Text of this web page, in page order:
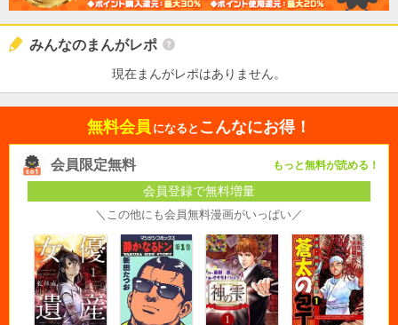
みんなのまんがレポ
現在まんがレポはありません。
無料会員 になると こんなにお得！
会員限定無料 もっと無料が読める！
会員登録で無料増量
＼この他にも会員無料漫画がいっぱい／